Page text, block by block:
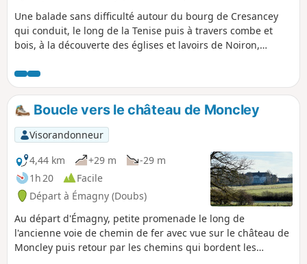
Une balade sans difficulté autour du bourg de Cresancey
qui conduit, le long de la Tenise puis à travers combe et
bois, à la découverte des églises et lavoirs de Noiron,
Cresancey par les champs. Les communes traversées sont
entourées par de magnifiques paysages naturels tels que
des bois de hêtres, des collines verdoyantes, des champs
agricoles et des rivières sinueuses.
Boucle vers le château de Moncley
Visorandonneur
4,44 km
+29 m
-29 m
1h 20
Facile
Départ à Émagny (Doubs)
Au départ d'Émagny, petite promenade le long de
l'ancienne voie de chemin de fer avec vue sur le château de
Moncley puis retour par les chemins qui bordent les